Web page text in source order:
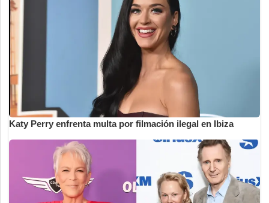
Katy Perry enfrenta multa por filmación ilegal en Ibiza